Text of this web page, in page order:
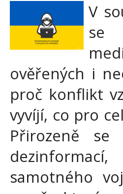
V
se
ověřených i
proč konflikt
vyvíjí, co pro
Přirozeně
samotného